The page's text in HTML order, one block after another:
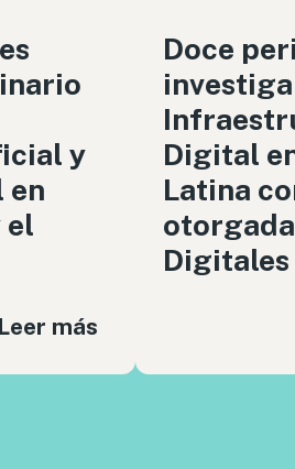
y
en
el
Leer más
Doce
Digital
Latina
Digitales